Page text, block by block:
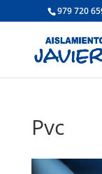
979 720
Pvc